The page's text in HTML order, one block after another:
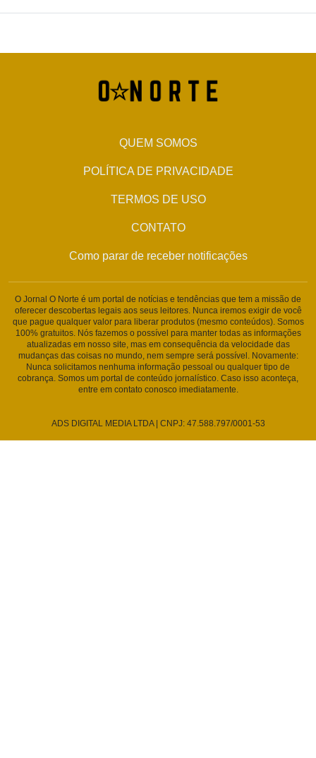
QUEM SOMOS
POLÍTICA DE PRIVACIDADE
TERMOS DE USO
CONTATO
Como parar de receber notificações
O Jornal O Norte é um portal de notícias e tendências que tem a missão de
oferecer descobertas legais aos seus leitores. Nunca iremos exigir de você
que pague qualquer valor para liberar produtos (mesmo conteúdos). Somos
100% gratuitos. Nós fazemos o possível para manter todas as informações
atualizadas em nosso site, mas em consequência da velocidade das
mudanças das coisas no mundo, nem sempre será possível. Novamente:
Nunca solicitamos nenhuma informação pessoal ou qualquer tipo de
cobrança. Somos um portal de conteúdo jornalístico. Caso isso aconteça,
entre em contato conosco imediatamente.
ADS DIGITAL MEDIA LTDA | CNPJ: 47.588.797/0001-53